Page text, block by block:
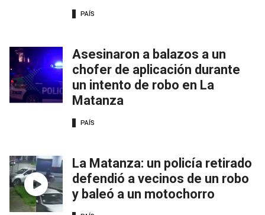
PAÍS
Asesinaron a balazos a un
chofer de aplicación durante
un intento de robo en La
Matanza
PAÍS
La Matanza: un policía retirado
defendió a vecinos de un robo
y baleó a un motochorro